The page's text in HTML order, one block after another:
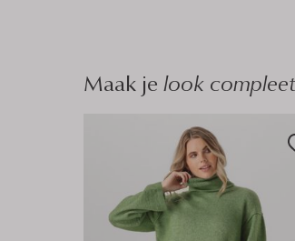
Maak je look compleet